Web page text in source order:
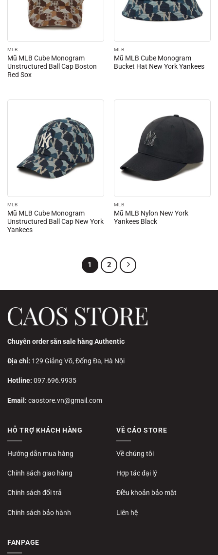
MLB
Mũ MLB Cube Monogram
Unstructured Ball Cap Boston
Red Sox
MLB
Mũ MLB Cube Monogram
Bucket Hat New York Yankees
MLB
Mũ MLB Cube Monogram
Unstructured Ball Cap New York
Yankees
MLB
Mũ MLB Nylon New York
Yankees Black
1 2
Chuyên order săn sale hàng Authentic
Địa chỉ: 129 Giảng Võ, Đống Đa, Hà Nội
Hotline: 097.696.9935
Email: caostore.vn@gmail.com
HỖ TRỢ KHÁCH HÀNG
Hướng dẫn mua hàng
Chính sách giao hàng
Chính sách đổi trả
Chính sách bảo hành
VỀ CÁO STORE
Về chúng tôi
Hợp tác đại lý
Điều khoản bảo mật
Liên hệ
FANPAGE